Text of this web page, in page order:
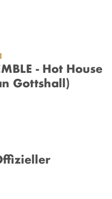
- Hot House
Gottshall)